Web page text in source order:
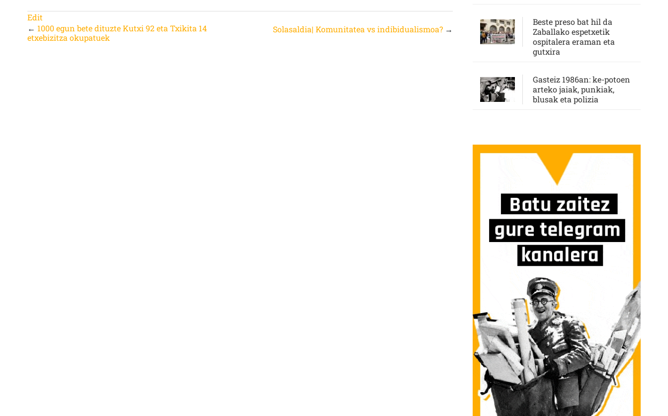
Edit
← 1000 egun bete dituzte Kutxi 92 eta Txikita 14
etxebizitza okupatuek
Solasaldia| Komunitatea vs indibidualismoa?→
Beste preso bat hil da
Zaballako espetxetik
ospitalera eraman eta
gutxira
Gasteiz 1986an: ke-potoen
arteko jaiak, punkiak,
blusak eta polizia